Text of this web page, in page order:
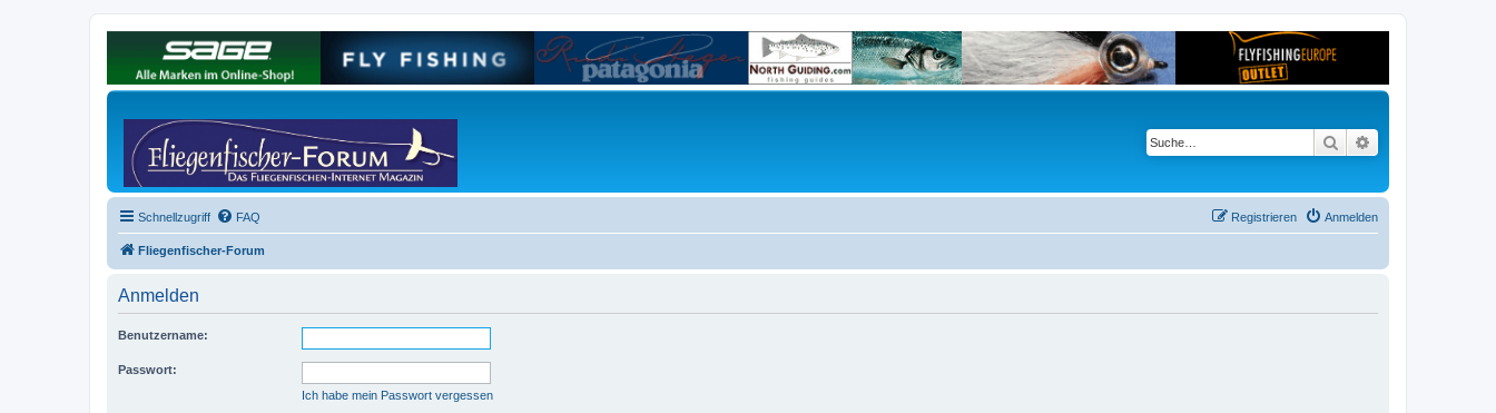
Suche
Schnellzugriff FAQ Anmelden
Registrieren
Fliegenfischer-Forum
Anmelden
Benutzername:
Passwort:
Ich habe mein Passwort vergessen